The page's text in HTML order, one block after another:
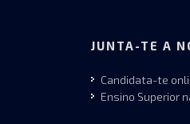
JUNTA-TE A
Candidata-te
Ensino Superior